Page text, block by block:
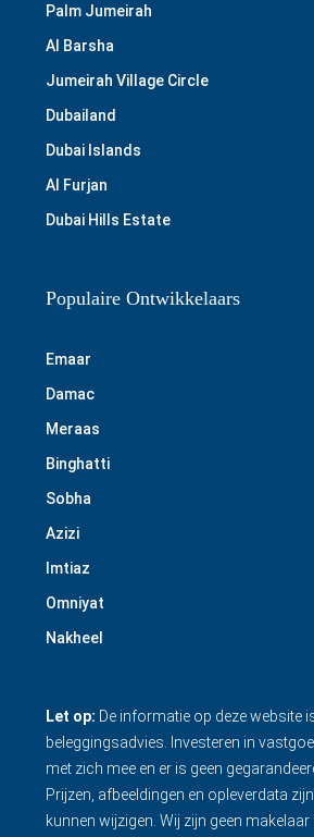
Palm Jumeirah
Al Barsha
Jumeirah Village Circle
Dubailand
Dubai Islands
Al Furjan
Dubai Hills Estate
Populaire Ontwikkelaars
Emaar
Damac
Meraas
Binghatti
Sobha
Azizi
Imtiaz
Omniyat
Nakheel
Let op: De informatie op deze website
beleggingsadvies. Investeren in
met zich mee en er is geen
Prijzen, afbeeldingen en opleverdata
kunnen wijzigen. Wij zijn geen makelaar